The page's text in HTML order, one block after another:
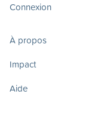
Connexion
À propos
Impact
Aide